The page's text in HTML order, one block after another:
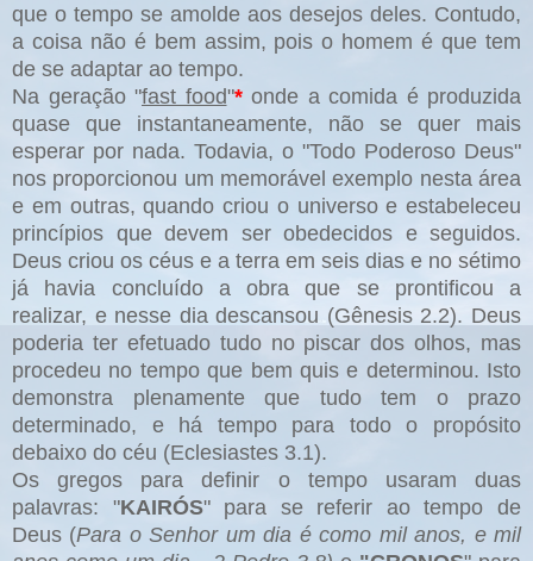
que o tempo se amolde aos desejos deles. Contudo,
a coisa não é bem assim, pois o homem é que tem
de se adaptar ao tempo.
Na geração "fast food"*onde a comida é produzida
quase que instantaneamente, não se quer mais
esperar por nada. Todavia, o "Todo Poderoso Deus"
nos proporcionou um memorável exemplo nesta área
e em outras, quando criou o universo e estabeleceu
princípios que devem ser obedecidos e seguidos.
Deus criou os céus e a terra em seis dias e no sétimo
já havia concluído a obra que se prontificou a
realizar, e nesse dia descansou (Gênesis 2.2). Deus
poderia ter efetuado tudo no piscar dos olhos, mas
procedeu no tempo que bem quis e determinou. Isto
demonstra plenamente que tudo tem o prazo
determinado, e há tempo para todo o propósito
debaixo do céu (Eclesiastes 3.1).
Os gregos para definir o tempo usaram duas
palavras: "KAIRÓS" para se referir ao tempo de
Deus (Para o Senhor um dia é como mil anos, e mil